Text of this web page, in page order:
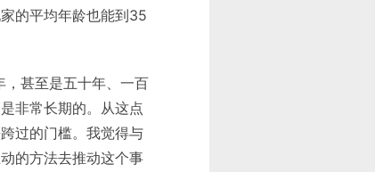
的平均年龄也能到35
，甚至是五十年、一百
非常长期的。从这点
过的门槛。我觉得与
的方法去推动这个事